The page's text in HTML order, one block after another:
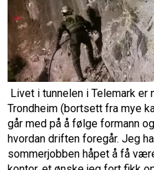
Livet i tunnelen i Telemark er
Trondheim (bortsett fra mye
går med på å følge formann
hvordan driften foregår. Jeg
sommerjobben håpet å få